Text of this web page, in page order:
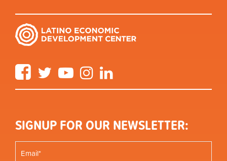
FacebookTwitter YouTube Instagram
SIGNUP FOR OUR NEWSLETTER: